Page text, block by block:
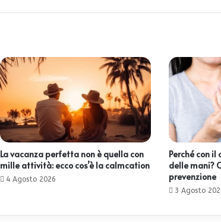
La vacanza perfetta non è quella con
mille attività: ecco cos’è la calmcation
4 Agosto 2026
Perché con
delle mani?
prevenzione
3 Agosto